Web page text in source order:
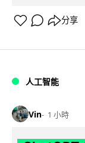
分享
人工智能
Vin 1 小時